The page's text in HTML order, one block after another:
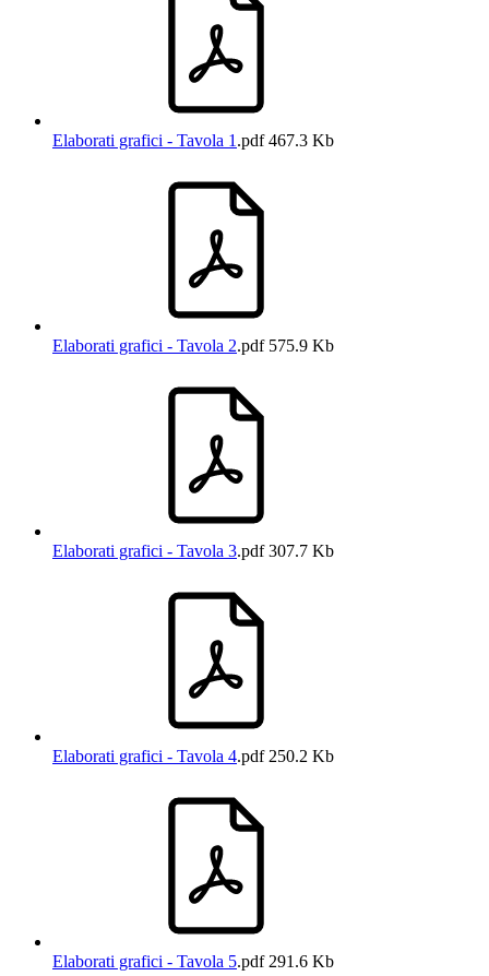
Elaborati grafici - Tavola 1 .pdf467.3 Kb
Elaborati grafici - Tavola 2.pdf575.9 Kb
Elaborati grafici - Tavola 3.pdf307.7 Kb
Elaborati grafici - Tavola 4.pdf250.2 Kb
Elaborati grafici - Tavola 5.pdf291.6 Kb